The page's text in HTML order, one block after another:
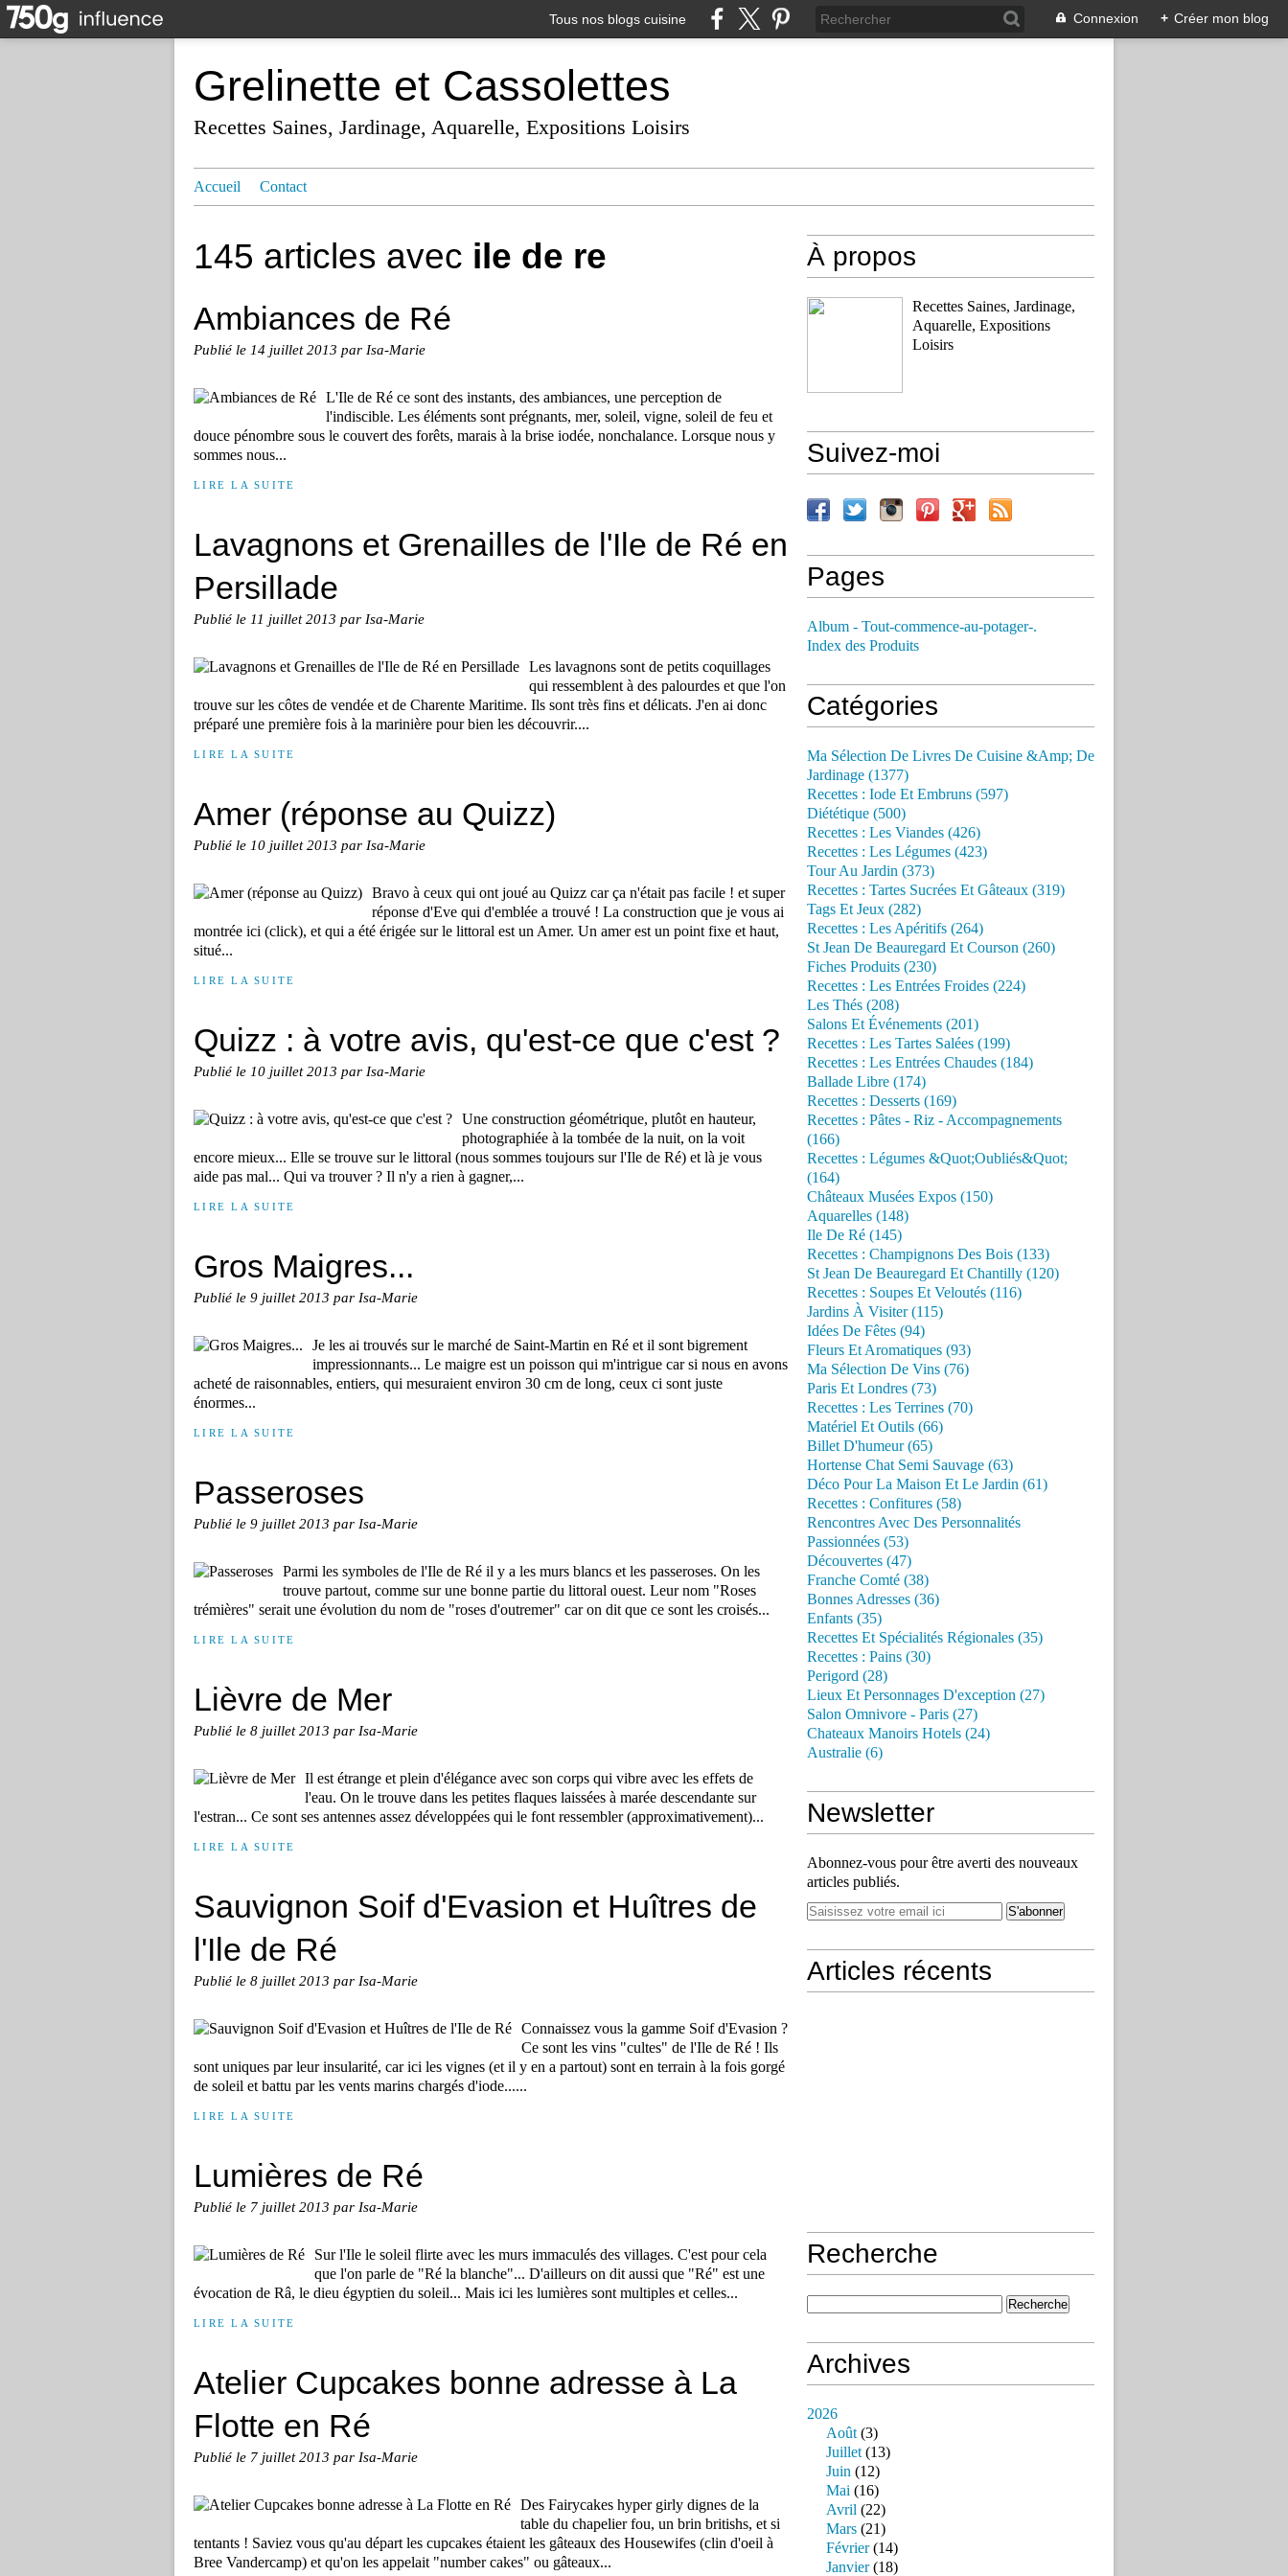
Tous nos blogs cuisine Connexion + Créer mon blog
Grelinette et Cassolettes
Recettes Saines, Jardinage, Aquarelle, Expositions Loisirs
Accueil Contact
145 articles avec ile de re
Ambiances de Ré
Publié le 14 juillet 2013 par Isa-Marie
L'Ile de Ré ce sont des instants, des ambiances, une perception de
l'indiscible. Les éléments sont prégnants, mer, soleil, vigne, soleil de feu et
douce pénombre sous le couvert des forêts, marais à la brise iodée, nonchalance. Lorsque nous y
sommes nous...
LIRE LA SUITE
Lavagnons et Grenailles de l'Ile de Ré en
Persillade
Publié le 11 juillet 2013 par Isa-Marie
Les lavagnons sont de petits coquillages
qui ressemblent à des palourdes et que l'on
trouve sur les côtes de vendée et de Charente Maritime. Ils sont très fins et délicats. J'en ai donc
préparé une première fois à la marinière pour bien les découvrir....
LIRE LA SUITE
Amer (réponse au Quizz)
Publié le 10 juillet 2013 par Isa-Marie
Bravo à ceux qui ont joué au Quizz car ça n'était pas facile ! et super
réponse d'Eve qui d'emblée a trouvé ! La construction que je vous ai
montrée ici (click), et qui a été érigée sur le littoral est un Amer. Un amer est un point fixe et haut,
situé...
LIRE LA SUITE
Quizz : à votre avis, qu'est-ce que c'est ?
Publié le 10 juillet 2013 par Isa-Marie
Une construction géométrique, plutôt en hauteur,
photographiée à la tombée de la nuit, on la voit
encore mieux... Elle se trouve sur le littoral (nous sommes toujours sur l'Ile de Ré) et là je vous
aide pas mal... Qui va trouver ? Il n'y a rien à gagner,...
LIRE LA SUITE
Gros Maigres...
Publié le 9 juillet 2013 par Isa-Marie
Je les ai trouvés sur le marché de Saint-Martin en Ré et il sont bigrement
impressionnants... Le maigre est un poisson qui m'intrigue car si nous en avons
acheté de raisonnables, entiers, qui mesuraient environ 30 cm de long, ceux ci sont juste
énormes...
LIRE LA SUITE
Passeroses
Publié le 9 juillet 2013 par Isa-Marie
Parmi les symboles de l'Ile de Ré il y a les murs blancs et les passeroses. On les
trouve partout, comme sur une bonne partie du littoral ouest. Leur nom "Roses
trémières" serait une évolution du nom de "roses d'outremer" car on dit que ce sont les croisés...
LIRE LA SUITE
Lièvre de Mer
Publié le 8 juillet 2013 par Isa-Marie
Il est étrange et plein d'élégance avec son corps qui vibre avec les effets de
l'eau. On le trouve dans les petites flaques laissées à marée descendante sur
l'estran... Ce sont ses antennes assez développées qui le font ressembler (approximativement)...
LIRE LA SUITE
Sauvignon Soif d'Evasion et Huîtres de
l'Ile de Ré
Publié le 8 juillet 2013 par Isa-Marie
Connaissez vous la gamme Soif d'Evasion ?
Ce sont les vins "cultes" de l'Ile de Ré ! Ils
sont uniques par leur insularité, car ici les vignes (et il y en a partout) sont en terrain à la fois gorgé
de soleil et battu par les vents marins chargés d'iode......
LIRE LA SUITE
Lumières de Ré
Publié le 7 juillet 2013 par Isa-Marie
Sur l'Ile le soleil flirte avec les murs immaculés des villages. C'est pour cela
que l'on parle de "Ré la blanche"... D'ailleurs on dit aussi que "Ré" est une
évocation de Râ, le dieu égyptien du soleil... Mais ici les lumières sont multiples et celles...
LIRE LA SUITE
Atelier Cupcakes bonne adresse à La
Flotte en Ré
Publié le 7 juillet 2013 par Isa-Marie
Des Fairycakes hyper girly dignes de la
table du chapelier fou, un brin britishs, et si
tentants ! Saviez vous qu'au départ les cupcakes étaient les gâteaux des Housewifes (clin d'oeil à
Bree Vandercamp) et qu'on les appelait "number cakes" ou gâteaux...
À propos
Recettes Saines, Jardinage,
Aquarelle, Expositions
Loisirs
Suivez-moi
Pages
Album - Tout-commence-au-potager-.
Index des Produits
Catégories
Ma Sélection De Livres De Cuisine &Amp; De
Jardinage (1377)
Recettes : Iode Et Embruns (597)
Diététique (500)
Recettes : Les Viandes (426)
Recettes : Les Légumes (423)
Tour Au Jardin (373)
Recettes : Tartes Sucrées Et Gâteaux (319)
Tags Et Jeux (282)
Recettes : Les Apéritifs (264)
St Jean De Beauregard Et Courson (260)
Fiches Produits (230)
Recettes : Les Entrées Froides (224)
Les Thés (208)
Salons Et Événements (201)
Recettes : Les Tartes Salées (199)
Recettes : Les Entrées Chaudes (184)
Ballade Libre (174)
Recettes : Desserts (169)
Recettes : Pâtes - Riz - Accompagnements
(166)
Recettes : Légumes &Quot;Oubliés&Quot;
(164)
Châteaux Musées Expos (150)
Aquarelles (148)
Ile De Ré (145)
Recettes : Champignons Des Bois (133)
St Jean De Beauregard Et Chantilly (120)
Recettes : Soupes Et Veloutés (116)
Jardins À Visiter (115)
Idées De Fêtes (94)
Fleurs Et Aromatiques (93)
Ma Sélection De Vins (76)
Paris Et Londres (73)
Recettes : Les Terrines (70)
Matériel Et Outils (66)
Billet D'humeur (65)
Hortense Chat Semi Sauvage (63)
Déco Pour La Maison Et Le Jardin (61)
Recettes : Confitures (58)
Rencontres Avec Des Personnalités
Passionnées (53)
Découvertes (47)
Franche Comté (38)
Bonnes Adresses (36)
Enfants (35)
Recettes Et Spécialités Régionales (35)
Recettes : Pains (30)
Perigord (28)
Lieux Et Personnages D'exception (27)
Salon Omnivore - Paris (27)
Chateaux Manoirs Hotels (24)
Australie (6)
Newsletter
Abonnez-vous pour être averti des nouveaux
articles publiés.
Articles récents
Recherche
Archives
2026
Août(3)
Juillet(13)
Juin (12)
Mai (16)
Avril (22)
Mars (21)
Février(14)
Janvier(18)